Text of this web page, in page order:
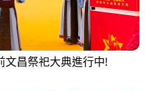
文昌祭祀大典進行中!